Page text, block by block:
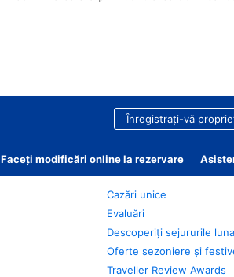
Înregistrați-vă
Faceți modificări online la rezervare
Cazări unice
Evaluări
Descoperiți sejururile
Oferte sezoniere și
Traveller Review Awards